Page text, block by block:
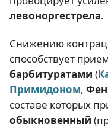
левоноргестрела.
Снижению
способствует
барбитуратами (
Примидоном,
составе которых
обыкновенный